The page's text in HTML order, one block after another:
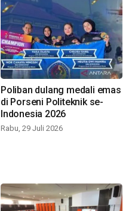
Poliban dulang medali emas
di Porseni Politeknik se-
Indonesia 2026
Rabu, 29 Juli 2026